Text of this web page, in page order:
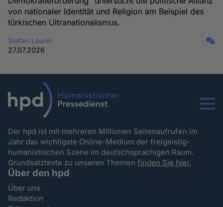
von nationaler Identität und Religion am Beispiel des
türkischen Ultranationalismus.
Stefan Laurin
27.07.2026
Menu
Der hpd ist mit mehreren Millionen Seitenaufrufen im
Jahr das wichtigste Online-Medium der freigeistig-
humanistischen Szene im deutschsprachigen Raum.
Grundsatztexte zu unseren Themenfinden Sie hier.
Über den hpd
Über uns
Redaktion